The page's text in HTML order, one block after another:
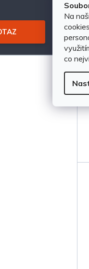
Na
co